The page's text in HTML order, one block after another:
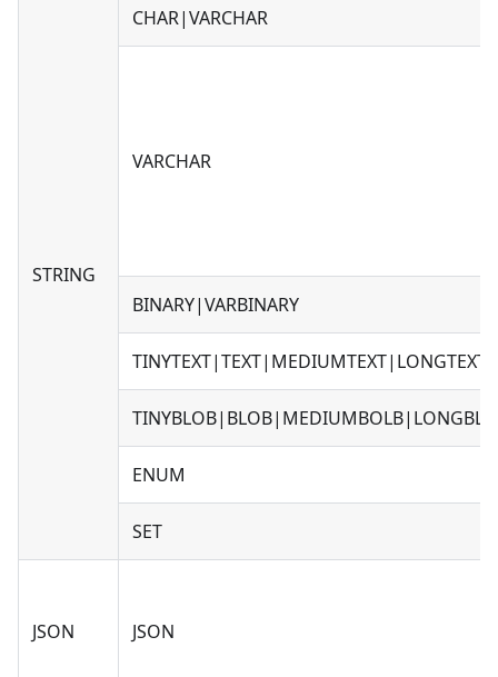
STRING
CHAR|VARCHAR
VARCHAR
BINARY|VARBINARY
TINYTEXT|TEXT|MEDIUMTEXT|LONGTEXT
ENUM
SET
JSON JSON